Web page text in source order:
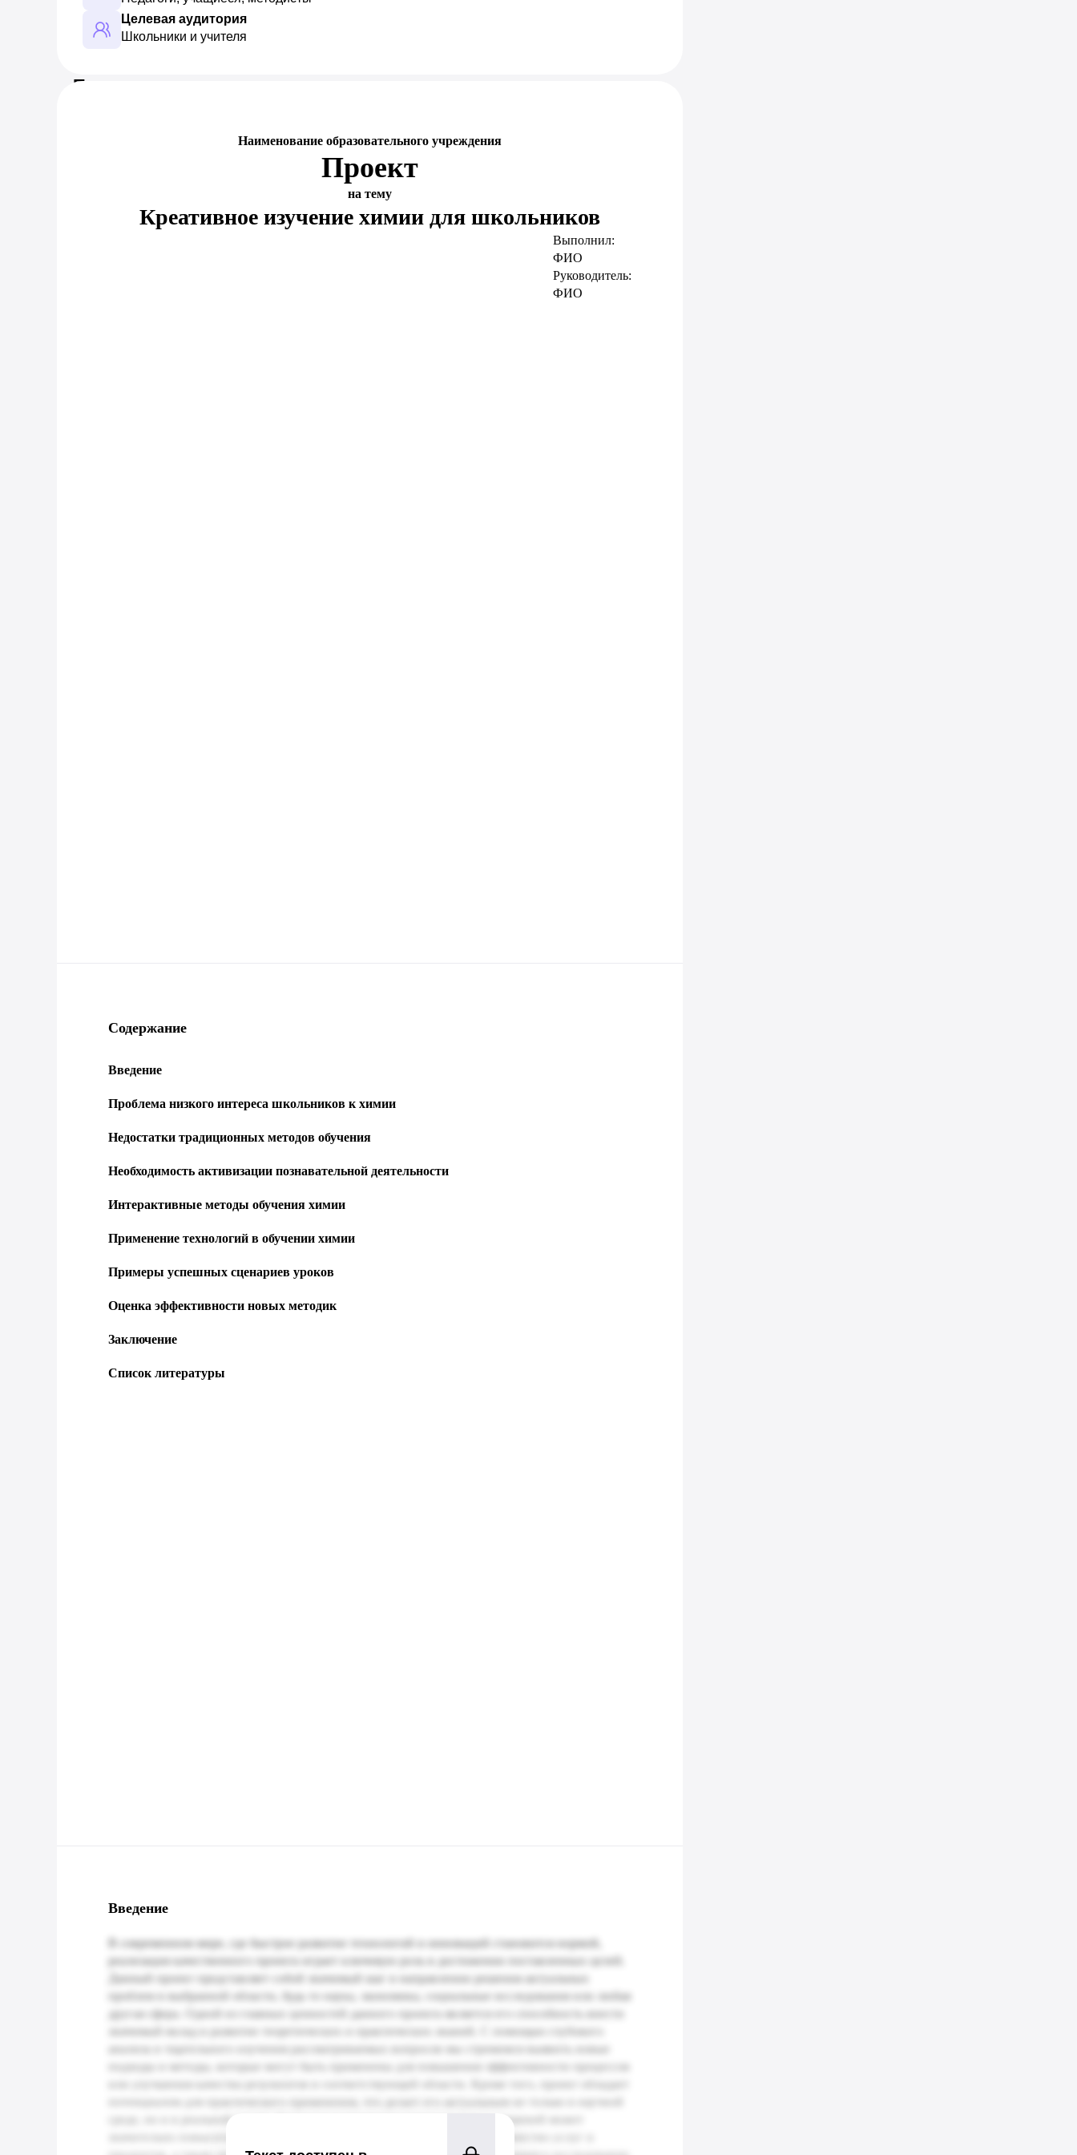
Целевая аудитория
Школьники и учителя
Предпросмотр документа
Наименование образовательного учреждения
Проект
на тему
Креативное изучение химии для школьников
Выполнил:
ФИО
Руководитель:
ФИО
Содержание
Введение
Проблема низкого интереса школьников к химии
Недостатки традиционных методов обучения
Необходимость активизации познавательной деятельности
Интерактивные методы обучения химии
Применение технологий в обучении химии
Примеры успешных сценариев уроков
Оценка эффективности новых методик
Заключение
Список литературы
Введение